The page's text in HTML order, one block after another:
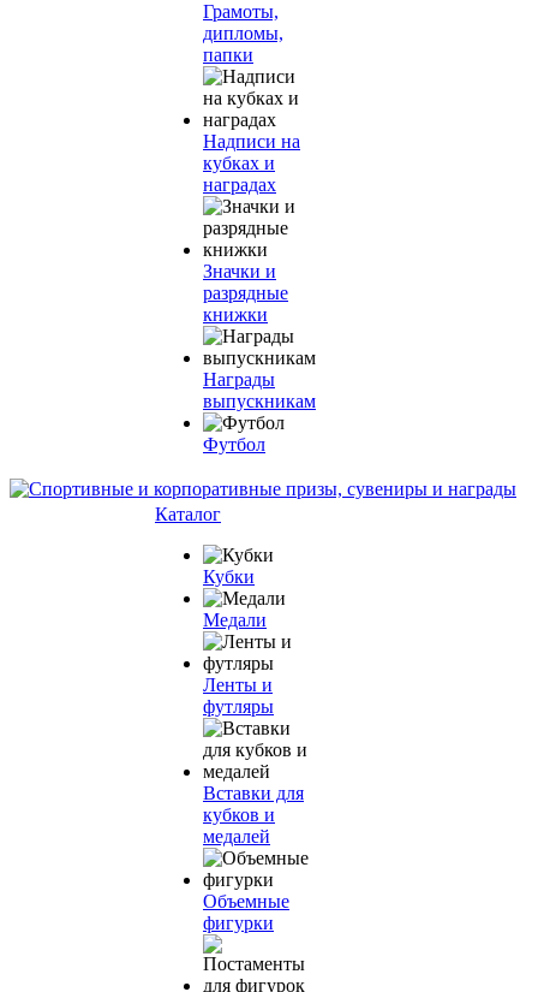
Грамоты,
дипломы,
папки
Надписи на
кубках и
наградах
Значки и
разрядные
книжки
Награды
выпускникам
Футбол
Каталог
Кубки
Медали
Ленты и
футляры
Вставки для
кубков и
медалей
Объемные
фигурки